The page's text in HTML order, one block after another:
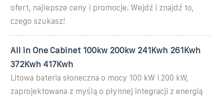
ofert, najlepsze ceny i promocje. Wejdź i znajdź to,
czego szukasz!
All in One Cabinet 100kw 200kw 241Kwh 261Kwh
372Kwh 417Kwh
Litowa bateria słoneczna o mocy 100 kW i 200 kW,
zaprojektowana z myślą o płynnej integracji z energią